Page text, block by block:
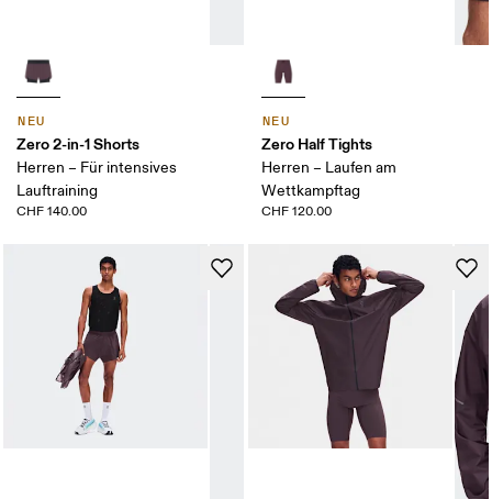
NEU
Zero 2-in-1 Shorts
Herren – Für intensives
Lauftraining
CHF 140.00
NEU
Zero Half Tights
Herren – Laufen am
Wettkampftag
CHF 120.00